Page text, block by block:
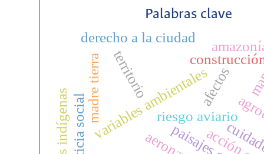
Palabras clave
variables ambientales
riesgo aviario
territorio
justicia social
afectos
madre tierra
derecho a la ciudad